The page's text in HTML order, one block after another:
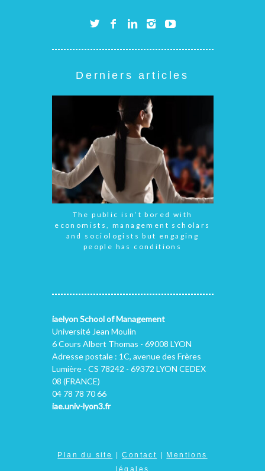
Derniers articles
The public isn’t bored with
economists, management scholars
and sociologists but engaging
people has conditions
iaelyon School of Management
Université Jean Moulin
6 Cours Albert Thomas - 69008 LYON
Adresse postale : 1C, avenue des Frères
Lumière - CS 78242 - 69372 LYON CEDEX
08 (FRANCE)
04 78 78 70 66
iae.univ-lyon3.fr
Plan du site |Contact | Mentions
légales